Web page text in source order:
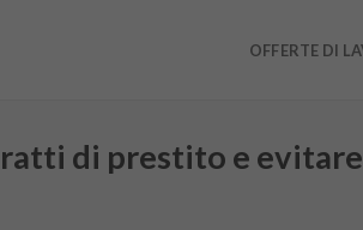
OFFERTE DI
di prestito e